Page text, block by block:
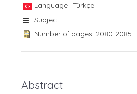
Language : Türkçe
Subject :
Number of pages: 2080-2085
Abstract